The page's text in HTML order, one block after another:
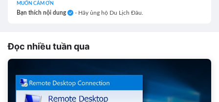
MUỐN CẢM ƠN
Bạn thích nội dung - Hãy ủng hộ Du Lịch Đâu.
Đọc nhiều tuần qua